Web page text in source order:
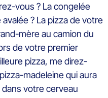
vous ? La congelée
? La pizza de votre
mère au camion du
de votre premier
pizza, me direz-
madeleine qui aura
votre cerveau